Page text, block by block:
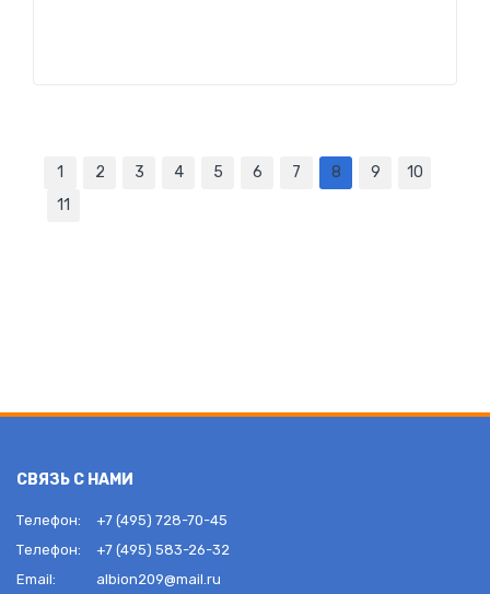
1 2 3 4 5 6 7 8 9
10
11
СВЯЗЬ С НАМИ
Телефон:
+7 (495) 728-70-45
Телефон:
+7 (495) 583-26-32
Email:
albion209@mail.ru